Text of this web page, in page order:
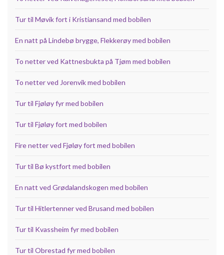
Tur til Møvik fort i Kristiansand med bobilen
En natt på Lindebø brygge, Flekkerøy med bobilen
To netter ved Kattnesbukta på Tjøm med bobilen
To netter ved Jorenvik med bobilen
Tur til Fjøløy fyr med bobilen
Tur til Fjøløy fort med bobilen
Fire netter ved Fjøløy fort med bobilen
Tur til Bø kystfort med bobilen
En natt ved Grødalandskogen med bobilen
Tur til Hitlertenner ved Brusand med bobilen
Tur til Kvassheim fyr med bobilen
Tur til Obrestad fyr med bobilen